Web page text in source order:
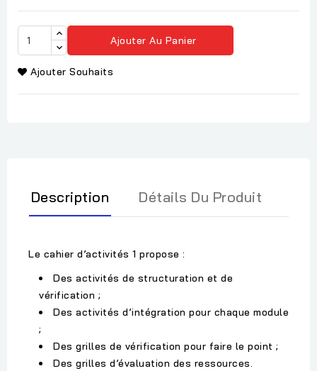
Ajouter Au Panier
Ajouter Souhaits
Description Détails Du Produit
Le cahier d’activités 1 propose :
Des activités de structuration et de
vérification ;
Des activités d’intégration pour chaque module
;
Des grilles de vérification pour faire le point ;
Des grilles d’évaluation des ressources.